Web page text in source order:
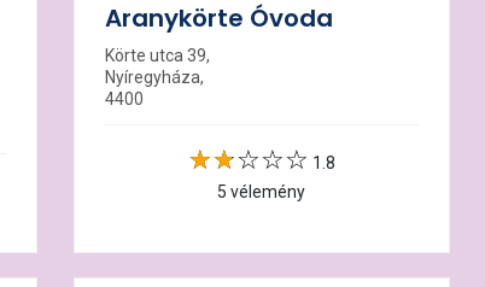
Aranykörte Óvoda
Körte utca 39,
Nyíregyháza,
4400
1.8
5 vélemény